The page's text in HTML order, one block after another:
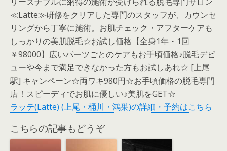
≪Latte≫研修をクリアした専門のスタッフが、カウンセ
リングから丁寧に施術。お肌チェック・アフターケアも
しっかりの美肌脱毛☆お試し価格【全身1年・1回
￥98000】広いパーツごとのケアもお手頃価格♪脱毛デビ
ューや今まで満足できなかった方もお試しあれ☆ [上尾
駅] キャンペーン☆両ワキ980円☆お手頃価格の脱毛専門
店！スピーディでお肌に優しい♪美肌をGET☆
ラッテ(Latte) (上尾・桶川・鴻巣)の詳細・予約はこちら
こちらの記事もどうぞ